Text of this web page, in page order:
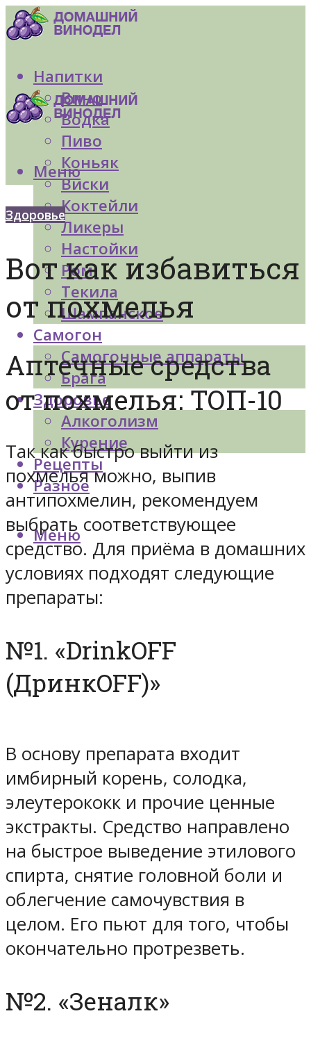
Напитки
Вино
Водка
Пиво
Коньяк
Виски
Коктейли
Ликеры
Настойки
Ром
Текила
Шампанское
Самогон
Самогонные аппараты
Брага
Здоровье
Алкоголизм
Курение
Рецепты
Разное
Меню
Меню
Здоровье
Вот как избавиться
от похмелья
Аптечные средства
от похмелья: ТОП-10
Так как быстро выйти из
похмелья можно, выпив
антипохмелин, рекомендуем
выбрать соответствующее
средство. Для приёма в домашних
условиях подходят следующие
препараты:
№1. «DrinkOFF
(ДринкOFF)»
В основу препарата входит
имбирный корень, солодка,
элеутерококк и прочие ценные
экстракты. Средство направлено
на быстрое выведение этилового
спирта, снятие головной боли и
облегчение самочувствия в
целом. Его пьют для того, чтобы
окончательно протрезветь.
№2. «Зеналк»